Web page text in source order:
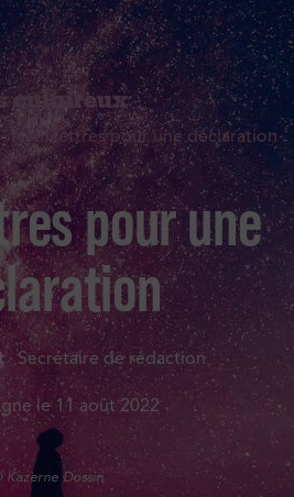
cultureux
Neuf lettres pour une déclaration
pour une
· Secrétaire de rédaction
le 11 août 2022
Kazerne Dossin